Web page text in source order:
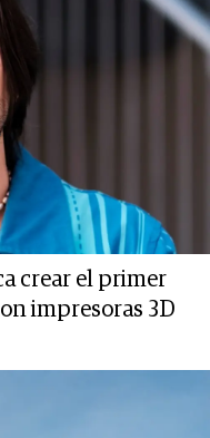
crear el primer
impresoras 3D